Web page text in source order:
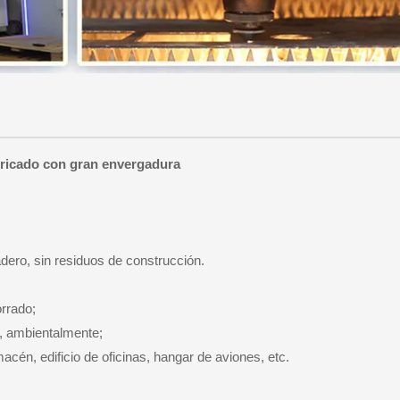
con gran envergadura
sin residuos de construcción.
ambientalmente;
edificio de oficinas, hangar de aviones, etc.